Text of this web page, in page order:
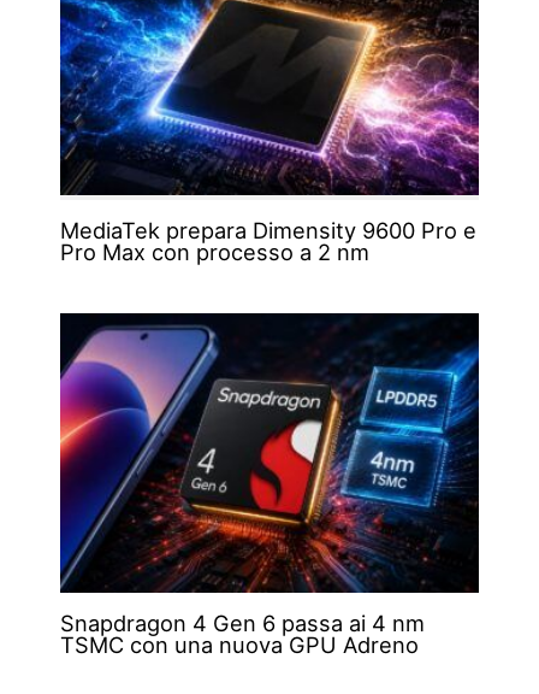
MediaTek prepara Dimensity 9600 Pro e
Pro Max con processo a 2 nm
Snapdragon 4 Gen 6 passa ai 4 nm
TSMC con una nuova GPU Adreno